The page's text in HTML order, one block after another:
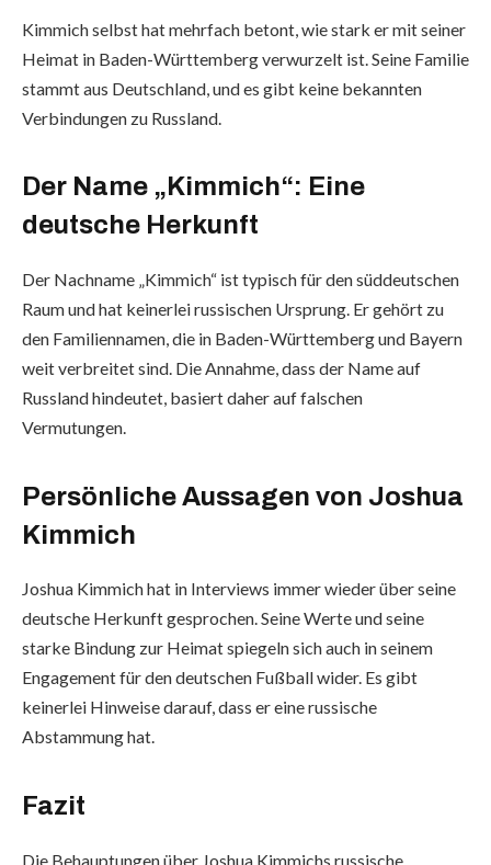
Kimmich selbst hat mehrfach betont, wie stark er mit seiner
Heimat in Baden-Württemberg verwurzelt ist. Seine Familie
stammt aus Deutschland, und es gibt keine bekannten
Verbindungen zu Russland.
Der Name „Kimmich“: Eine
deutsche Herkunft
Der Nachname „Kimmich“ ist typisch für den süddeutschen
Raum und hat keinerlei russischen Ursprung. Er gehört zu
den Familiennamen, die in Baden-Württemberg und Bayern
weit verbreitet sind. Die Annahme, dass der Name auf
Russland hindeutet, basiert daher auf falschen
Vermutungen.
Persönliche Aussagen von Joshua
Kimmich
Joshua Kimmich hat in Interviews immer wieder über seine
deutsche Herkunft gesprochen. Seine Werte und seine
starke Bindung zur Heimat spiegeln sich auch in seinem
Engagement für den deutschen Fußball wider. Es gibt
keinerlei Hinweise darauf, dass er eine russische
Abstammung hat.
Fazit
Die Behauptungen über Joshua Kimmichs russische